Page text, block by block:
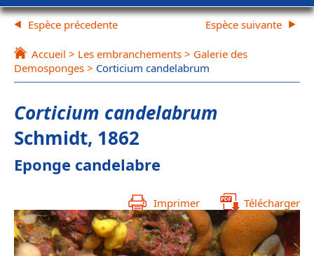
Espèce précedente
Accueil > Les embranchements > Galerie des
Demosponges > Corticium candelabrum
Espèce suivante
Corticium candelabrum
Schmidt, 1862
Eponge candelabre
Imprimer Télécharger